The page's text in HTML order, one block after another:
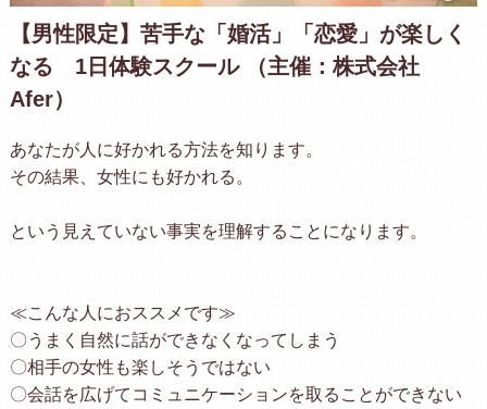
【男性限定】苦手な「婚活」「恋愛」が楽しく
なる 1日体験スクール （主催：株式会社
Afer）
あなたが人に好かれる方法を知ります。
その結果、女性にも好かれる。
という見えていない事実を理解することになります。
≪こんな人におススメです≫
〇うまく自然に話ができなくなってしまう
〇相手の女性も楽しそうではない
〇会話を広げてコミュニケーションを取ることができない